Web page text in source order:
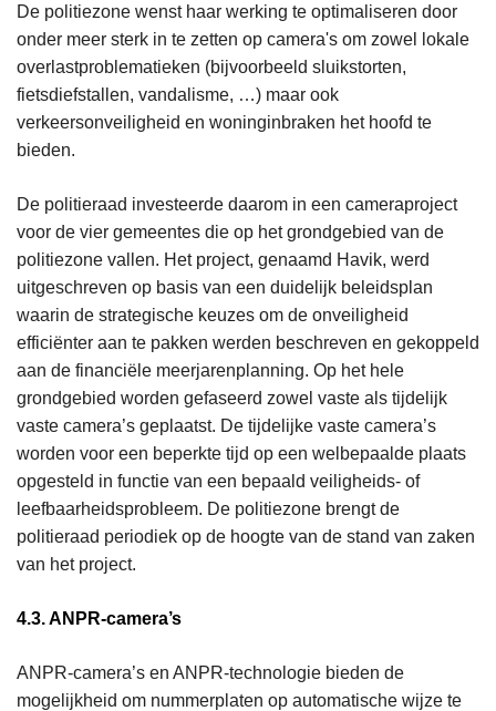
De politiezone wenst haar werking te optimaliseren door
onder meer sterk in te zetten op camera's om zowel lokale
overlastproblematieken (bijvoorbeeld sluikstorten,
fietsdiefstallen, vandalisme, …) maar ook
verkeersonveiligheid en woninginbraken het hoofd te
bieden.
De politieraad investeerde daarom in een cameraproject
voor de vier gemeentes die op het grondgebied van de
politiezone vallen. Het project, genaamd Havik, werd
uitgeschreven op basis van een duidelijk beleidsplan
waarin de strategische keuzes om de onveiligheid
efficiënter aan te pakken werden beschreven en gekoppeld
aan de financiële meerjarenplanning. Op het hele
grondgebied worden gefaseerd zowel vaste als tijdelijk
vaste camera’s geplaatst. De tijdelijke vaste camera’s
worden voor een beperkte tijd op een welbepaalde plaats
opgesteld in functie van een bepaald veiligheids- of
leefbaarheidsprobleem. De politiezone brengt de
politieraad periodiek op de hoogte van de stand van zaken
van het project.
4.3. ANPR-camera’s
ANPR-camera’s en ANPR-technologie bieden de
mogelijkheid om nummerplaten op automatische wijze te